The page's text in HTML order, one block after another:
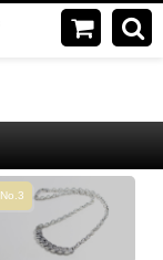
No.3